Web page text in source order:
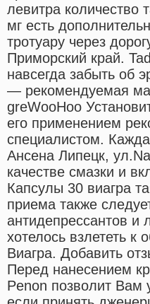
левитра количество
мг есть
тротуару через
Приморский край.
навсегда забыть об
— рекомендуемая
greWooHoo
его применением
специалистом.
Ансена Липецк,
качестве смазки и
Капсулы 30 виагра
приема также
антидепрессантов
хотелось взлететь к
Виагра. Добавить
Перед нанесением
Penon позволит Вам